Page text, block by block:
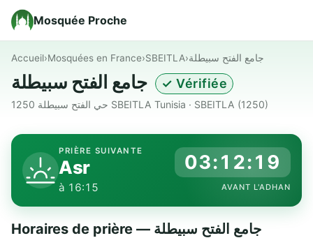
Mosquée Proche
Accueil›Mosquées en France›SBEITLA›جامع الفتح سبيطلة
جامع الفتح سبيطلة ✓ Vérifiée
حي الفتح سبيطلة 1250 SBEITLA Tunisia · SBEITLA (1250)
PRIÈRE SUIVANTE
Asr
à 16:15
03:12:19
AVANT L'ADHAN
Horaires de prière — جامع الفتح سبيطلة